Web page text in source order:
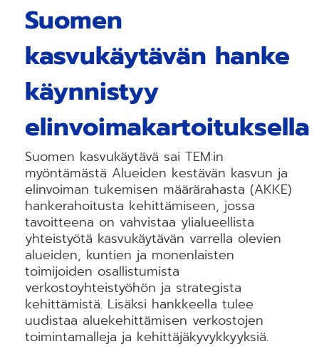
Suomen
kasvukäytävän hanke
käynnistyy
elinvoimakartoituksella
Suomen kasvukäytävä sai TEM:in
myöntämästä Alueiden kestävän kasvun ja
elinvoiman tukemisen määrärahasta (AKKE)
hankerahoitusta kehittämiseen, jossa
tavoitteena on vahvistaa ylialueellista
yhteistyötä kasvukäytävän varrella olevien
alueiden, kuntien ja monenlaisten
toimijoiden osallistumista
verkostoyhteistyöhön ja strategista
kehittämistä. Lisäksi hankkeella tulee
uudistaa aluekehittämisen verkostojen
toimintamalleja ja kehittäjäkyvykkyyksiä.